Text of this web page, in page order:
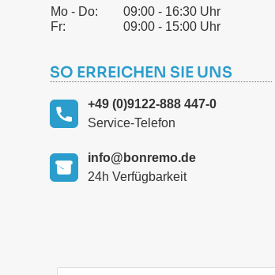
Mo - Do:
09:00 - 16:30 Uhr
Fr:
09:00 - 15:00 Uhr
SO ERREICHEN SIE UNS
+49 (0)9122-888 447-0
Service-Telefon
info@bonremo.de
24h Verfügbarkeit